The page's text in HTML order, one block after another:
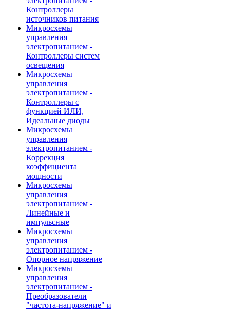
Контроллеры
источников питания
Микросхемы
управления
электропитанием -
Контроллеры систем
освещения
Микросхемы
управления
электропитанием -
Контроллеры с
функцией ИЛИ,
Идеальные диоды
Микросхемы
управления
электропитанием -
Коррекция
коэффициента
мощности
Микросхемы
управления
электропитанием -
Линейные и
импульсные
Микросхемы
управления
электропитанием -
Опорное напряжение
Микросхемы
управления
электропитанием -
Преобразователи
"частота-напряжение" и